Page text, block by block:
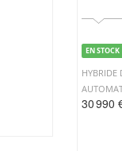
EN STOCK
HYBRIDE
30 990